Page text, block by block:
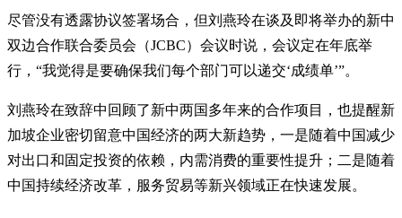
尽管没有透露协议签署场合，但刘燕玲在谈及即将举办的新中
双边合作联合委员会（JCBC）会议时说，会议定在年底举
行，“我觉得是要确保我们每个部门可以递交‘成绩单’”。
刘燕玲在致辞中回顾了新中两国多年来的合作项目，也提醒新
加坡企业密切留意中国经济的两大新趋势，一是随着中国减少
对出口和固定投资的依赖，内需消费的重要性提升；二是随着
中国持续经济改革，服务贸易等新兴领域正在快速发展。